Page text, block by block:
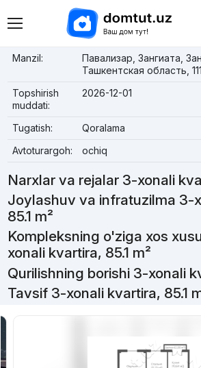
Manzil:
Павализар, Зангиата,
Ташкентская область,
Topshirish
muddati:
2026-12-01
Tugatish:
Qoralama
Avtoturargoh:
ochiq
Narxlar va rejalar 3-xonali
Joylashuv va infratuzilma 3-
85.1 m²
Kompleksning o'ziga xos
xonali kvartira, 85.1 m²
Qurilishning borishi 3-xonali
Tavsif 3-xonali kvartira, 85.1